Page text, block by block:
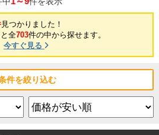
見つかりました！
全703件の中から探せます。
今すぐ見る
件を絞り込む